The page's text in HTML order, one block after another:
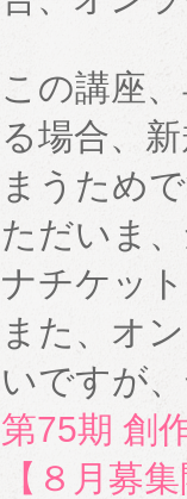
この講座
る場合、
まうため
ただいま
ナチケッ
また、オ
いですが
第75期 創
【８月募